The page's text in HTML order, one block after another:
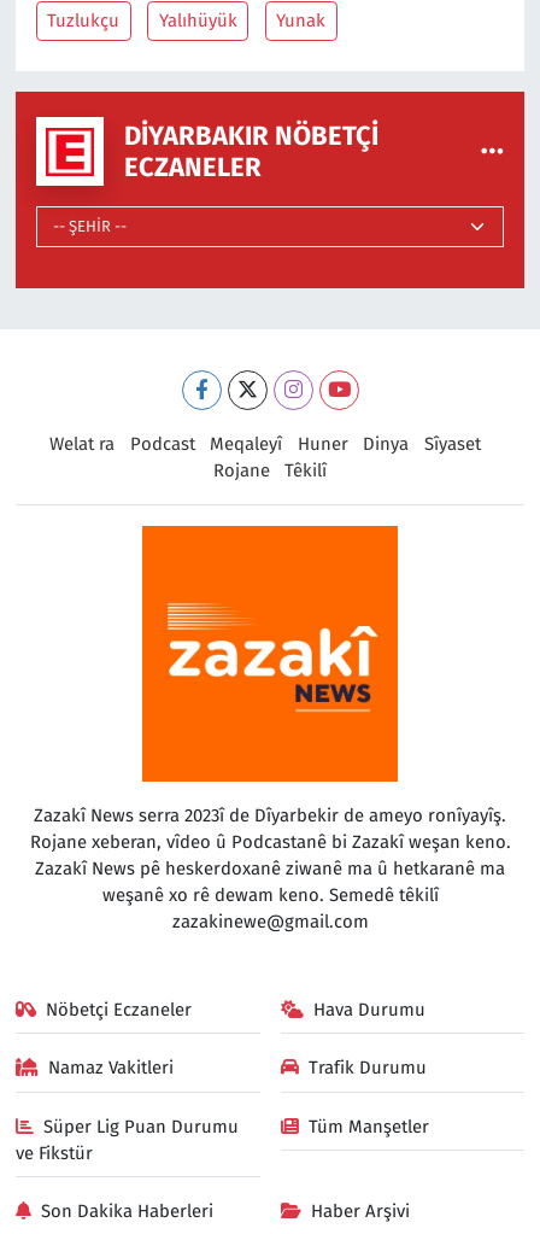
Tuzlukçu Yalıhüyük Yunak
DIYARBAKIR NÖBETÇI
ECZANELER
Welat ra Podcast Meqaleyî Huner Dinya
Sîyaset
Rojane
Têkilî
Zazakî News serra 2023î de Dîyarbekir de ameyo ronîyayîş.
Rojane xeberan, vîdeo û Podcastanê bi Zazakî weşan keno.
Zazakî News pê heskerdoxanê ziwanê ma û hetkaranê ma
weşanê xo rê dewam keno. Semedê têkilî
zazakinewe@gmail.com
Nöbetçi Eczaneler Hava Durumu
Namaz Vakitleri Trafik Durumu
Süper Lig Puan Durumu
ve Fikstür
Tüm Manşetler
Son Dakika Haberleri Haber Arşivi